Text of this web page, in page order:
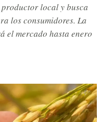
local y busca
los consumidores. La
el mercado hasta enero